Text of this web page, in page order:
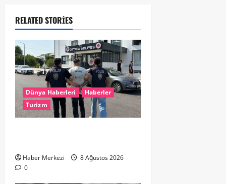
RELATED STORIES
Dünya Haberleri
Haberler
Turizm
Haber Merkezi
8 Ağustos 2026
0